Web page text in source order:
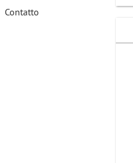
Contatto